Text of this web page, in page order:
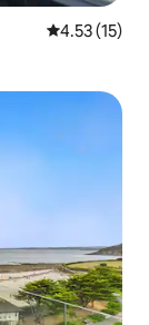
從 15 則評價
4.53 (15)